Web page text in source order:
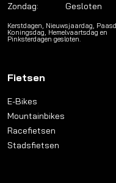
Zondag:
Gesloten
Kerstdagen, Nieuwsjaardag,
Koningsdag, Hemelvaartsdag en
Pinksterdagen gesloten.
Fietsen
E-Bikes
Mountainbikes
Racefietsen
Stadsfietsen